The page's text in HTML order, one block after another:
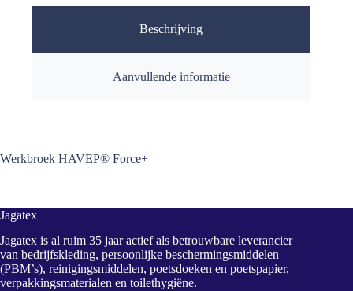
Beschrijving
Aanvullende informatie
Werkbroek HAVEP® Force+
Jagatex
Jagatex is al ruim 35 jaar actief als betrouwbare leverancier
van bedrijfskleding, persoonlijke beschermingsmiddelen
(PBM’s), reinigingsmiddelen, poetsdoeken en poetspapier,
verpakkingsmaterialen en toilethygiëne.